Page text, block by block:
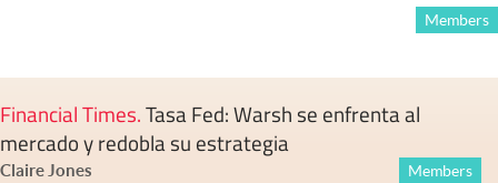
Members
Financial Times.Tasa Fed: Warsh se enfrenta al
mercado y redobla su estrategia
Claire Jones Members